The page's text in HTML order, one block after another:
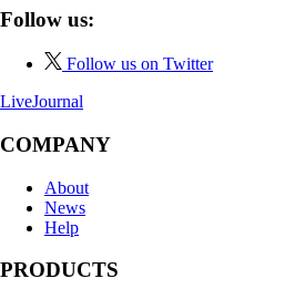
Follow us:
Follow us on Twitter
LiveJournal
COMPANY
About
News
Help
PRODUCTS